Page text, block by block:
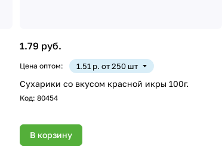
1.79 руб.
Цена оптом: 1.51 р. от 250 шт
Сухарики со вкусом красной икры 100г.
Код:80454
В корзину